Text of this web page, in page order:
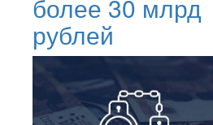
более 30 млрд
рублей